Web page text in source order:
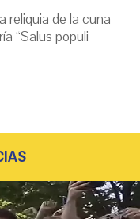
reliquia de la cuna
“Salus populi